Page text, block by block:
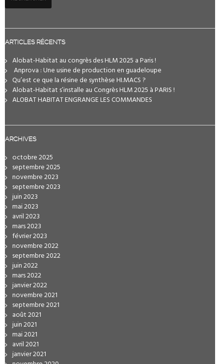
ARTICLES RÉCENTS
Alobat-Habitat au congrès des HLM 2025 a Paris !
️ Anprova : Une usine de production en guadeloupe
Qu’est ce que la résine de synthèse HI.MACS ?
Alobat-Habitat s’installe au Congrès HLM 2025 à PARIS !
ALOBAT HABITAT ENGRANGE LES COMMANDES
ARCHIVES
octobre 2025
septembre 2025
novembre 2023
septembre 2023
juin 2023
mai 2023
avril 2023
mars 2023
février 2023
novembre 2022
septembre 2022
juin 2022
mars 2022
janvier 2022
novembre 2021
septembre 2021
août 2021
juin 2021
mai 2021
avril 2021
janvier 2021